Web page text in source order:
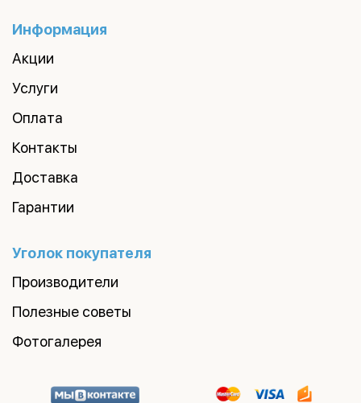
Информация
Акции
Услуги
Оплата
Контакты
Доставка
Гарантии
Уголок покупателя
Производители
Полезные советы
Фотогалерея